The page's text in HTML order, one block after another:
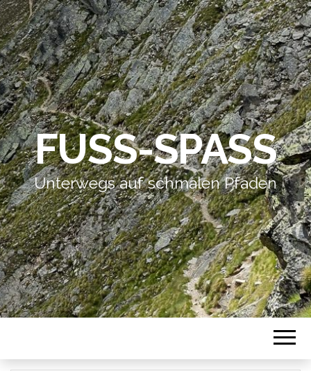
FUSS-SPASS
Unterwegs auf schmalen Pfaden